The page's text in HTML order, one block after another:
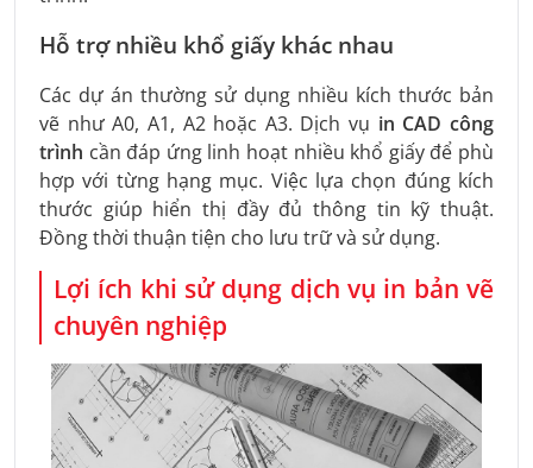
Hỗ trợ nhiều khổ giấy khác nhau
Các dự án thường sử dụng nhiều kích thước bản
vẽ như A0, A1, A2 hoặc A3. Dịch vụ in CAD công
trình cần đáp ứng linh hoạt nhiều khổ giấy để phù
hợp với từng hạng mục. Việc lựa chọn đúng kích
thước giúp hiển thị đầy đủ thông tin kỹ thuật.
Đồng thời thuận tiện cho lưu trữ và sử dụng.
Lợi ích khi sử dụng dịch vụ in bản vẽ
chuyên nghiệp